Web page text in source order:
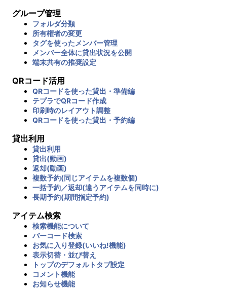
グループ管理
フォルダ分類
所有権者の変更
タグを使ったメンバー管理
メンバー全体に貸出状況を公開
端末共有の推奨設定
QRコード活用
QRコードを使った貸出・準備編
テプラでQRコード作成
印刷時のレイアウト調整
QRコードを使った貸出・予約編
貸出利用
貸出利用
貸出(動画)
返却(動画)
複数予約(同じアイテムを複数個)
一括予約／返却(違うアイテムを同時に)
長期予約(期間指定予約)
アイテム検索
検索機能について
バーコード検索
お気に入り登録(いいね!機能)
表示切替・並び替え
トップのデフォルトタブ設定
コメント機能
お知らせ機能